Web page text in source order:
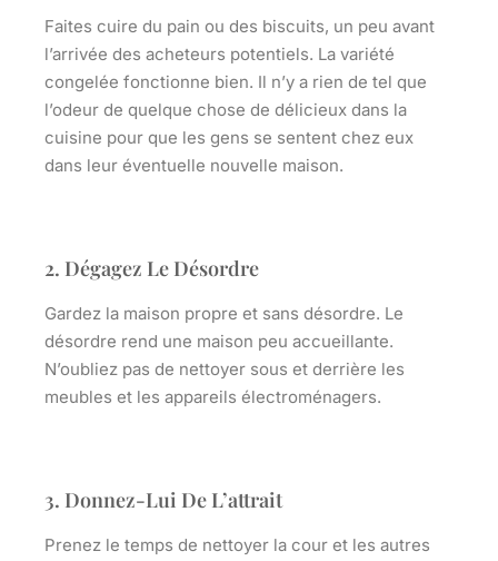
Faites cuire du pain ou des biscuits, un peu avant
l’arrivée des acheteurs potentiels. La variété
congelée fonctionne bien. Il n’y a rien de tel que
l’odeur de quelque chose de délicieux dans la
cuisine pour que les gens se sentent chez eux
dans leur éventuelle nouvelle maison.
2. Dégagez Le Désordre
Gardez la maison propre et sans désordre. Le
désordre rend une maison peu accueillante.
N’oubliez pas de nettoyer sous et derrière les
meubles et les appareils électroménagers.
3. Donnez-Lui De L’attrait
Prenez le temps de nettoyer la cour et les autres